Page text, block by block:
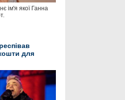
ім'я якої Ганна
для